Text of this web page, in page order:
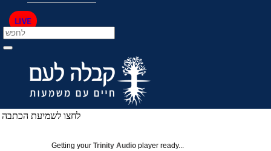
LIVE
לחצו לשמיעת הכתבה
Getting your Trinity Audio player ready...